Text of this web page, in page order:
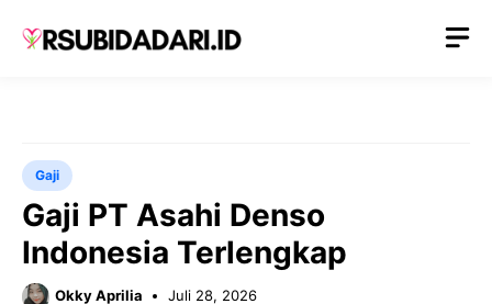
Gaji
Gaji PT Asahi Denso
Indonesia Terlengkap
Okky Aprilia Juli 28, 2026